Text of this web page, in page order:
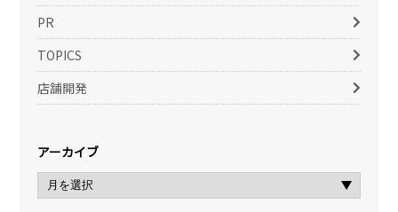
PR
TOPICS
店舗開発
アーカイブ